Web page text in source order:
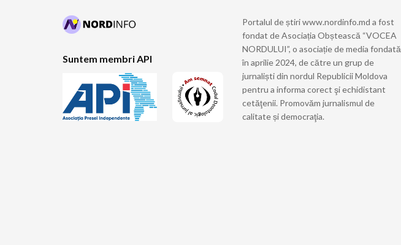
Suntem membri API
Portalul de știri www.nordinfo.md a fost
fondat de Asociația Obștească “VOCEA
NORDULUI”, o asociație de media fondată
în aprilie 2024, de către un grup de
jurnaliști din nordul Republicii Moldova
pentru a informa corect şi echidistant
cetăţenii. Promovăm jurnalismul de
calitate și democraţia.